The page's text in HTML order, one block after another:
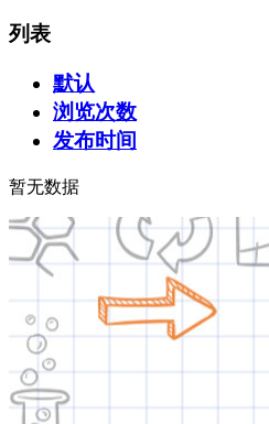
列表
默认
浏览次数
发布时间
暂无数据